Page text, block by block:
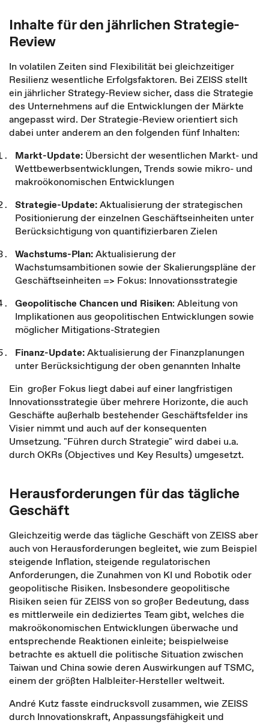
Inhalte für den jährlichen Strategie-
Review
In volatilen Zeiten sind Flexibilität bei gleichzeitiger
Resilienz wesentliche Erfolgsfaktoren. Bei ZEISS stellt
ein jährlicher Strategy-Review sicher, dass die Strategie
des Unternehmens auf die Entwicklungen der Märkte
angepasst wird. Der Strategie-Review orientiert sich
dabei unter anderem an den folgenden fünf Inhalten:
Markt-Update: Übersicht der wesentlichen Markt- und
Wettbewerbsentwicklungen, Trends sowie mikro- und
makroökonomischen Entwicklungen
Strategie-Update:Aktualisierung der strategischen
Positionierung der einzelnen Geschäftseinheiten unter
Berücksichtigung von quantifizierbaren Zielen
Wachstums-Plan:Aktualisierung der
Wachstumsambitionen sowie der Skalierungspläne der
Geschäftseinheiten => Fokus: Innovationsstrategie
Geopolitische Chancen und Risiken: Ableitung von
Implikationen aus geopolitischen Entwicklungen sowie
möglicher Mitigations-Strategien
Finanz-Update:Aktualisierung der Finanzplanungen
unter Berücksichtigung der oben genannten Inhalte
Ein großer Fokus liegt dabei auf einer langfristigen
Innovationsstrategie über mehrere Horizonte, die auch
Geschäfte außerhalb bestehender Geschäftsfelder ins
Visier nimmt und auch auf der konsequenten
Umsetzung. "Führen durch Strategie" wird dabei u.a.
durch OKRs (Objectives und Key Results) umgesetzt.
Herausforderungen für das tägliche
Geschäft
Gleichzeitig werde das tägliche Geschäft von ZEISS aber
auch von Herausforderungen begleitet, wie zum Beispiel
steigende Inflation, steigende regulatorischen
Anforderungen, die Zunahmen von KI und Robotik oder
geopolitische Risiken. Insbesondere geopolitische
Risiken seien für ZEISS von so großer Bedeutung, dass
es mittlerweile ein dediziertes Team gibt, welches die
makroökonomischen Entwicklungen überwache und
entsprechende Reaktionen einleite; beispielweise
betrachte es aktuell die politische Situation zwischen
Taiwan und China sowie deren Auswirkungen auf TSMC,
einem der größten Halbleiter-Hersteller weltweit.
André Kutz fasste eindrucksvoll zusammen, wie ZEISS
durch Innovationskraft, Anpassungsfähigkeit und